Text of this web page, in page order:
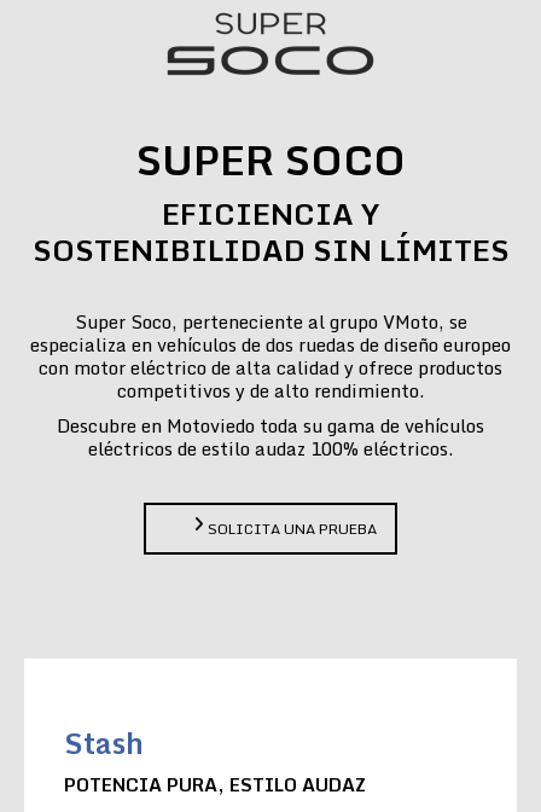
SUPER SOCO
EFICIENCIA Y
SOSTENIBILIDAD SIN LÍMITES
Super Soco, perteneciente al grupo VMoto, se
especializa en vehículos de dos ruedas de diseño europeo
con motor eléctrico de alta calidad y ofrece productos
competitivos y de alto rendimiento.
Descubre en Motoviedo toda su gama de vehículos
eléctricos de estilo audaz 100% eléctricos.
SOLICITA UNA PRUEBA
Stash
POTENCIA PURA, ESTILO AUDAZ